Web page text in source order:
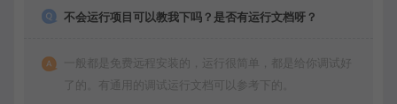
不会运行项目可以教我下吗？是否有运行文档呀？
一般都是免费远程安装的，运行很简单，都是给你调试好
了的。有通用的调试运行文档可以参考下的。